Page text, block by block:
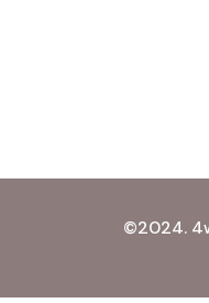
©2024.